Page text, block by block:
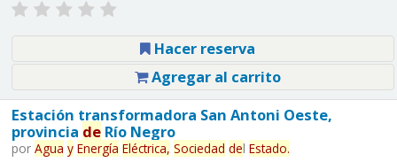
Hacer reserva
Agregar al carrito
Estación transformadora San Antoni Oeste,
provincia deRío Negro
por Agua y Energía Eléctrica, Sociedad del Estado.